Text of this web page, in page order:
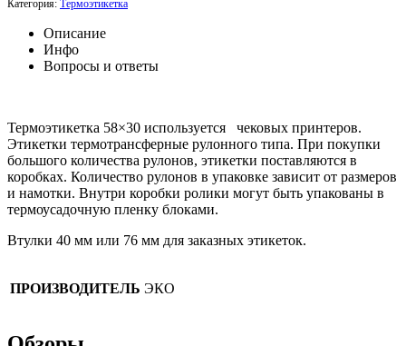
Категория: Термоэтикетка
Описание
Инфо
Вопросы и ответы
Термоэтикетка 58×30 используется чековых принтеров.
Этикетки термотрансферные рулонного типа. При покупки
большого количества рулонов, этикетки поставляются в
коробках. Количество рулонов в упаковке зависит от размеров
и намотки. Внутри коробки ролики могут быть упакованы в
термоусадочную пленку блоками.
Втулки 40 мм или 76 мм для заказных этикеток.
ПРОИЗВОДИТЕЛЬ ЭКО